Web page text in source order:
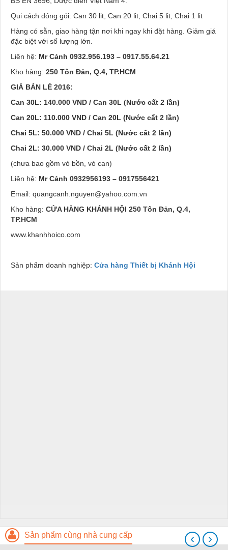
Qui cách đóng gói: Can 30 lit, Can 20 lit, Chai 5 lit, Chai 1 lit
Hàng có sẵn, giao hàng tận nơi khi ngay khi đặt hàng. Giảm giá
đặc biệt với số lượng lớn.
Liên hệ: Mr Cảnh 0932.956.193 – 0917.55.64.21
Kho hàng: 250 Tôn Đản, Q.4, TP.HCM
GIÁ BÁN LẺ 2016:
Can 30L: 140.000 VND / Can 30L (Nước cất 2 lần)
Can 20L: 110.000 VND / Can 20L (Nước cất 2 lần)
Chai 5L: 50.000 VND / Chai 5L (Nước cất 2 lần)
Chai 2L: 30.000 VND / Chai 2L (Nước cất 2 lần)
(chưa bao gồm vỏ bồn, vỏ can)
Liên hệ: Mr Cảnh 0932956193 – 0917556421
Email: quangcanh.nguyen@yahoo.com.vn
Kho hàng: CỬA HÀNG KHÁNH HỘI 250 Tôn Đản, Q.4,
TP.HCM
www.khanhhoico.com
Sản phẩm doanh nghiệp: Cửa hàng Thiết bị Khánh Hội
Sản phẩm cùng nhà cung cấp ‹ ›